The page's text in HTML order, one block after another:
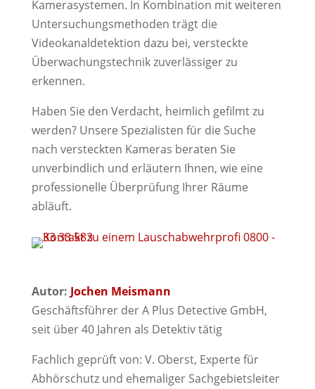
Kamerasystemen. In Kombination mit weiteren
Untersuchungsmethoden trägt die
Videokanaldetektion dazu bei, versteckte
Überwachungstechnik zuverlässiger zu
erkennen.
Haben Sie den Verdacht, heimlich gefilmt zu
werden? Unsere Spezialisten für die Suche
nach versteckten Kameras beraten Sie
unverbindlich und erläutern Ihnen, wie eine
professionelle Überprüfung Ihrer Räume
abläuft.
Autor: Jochen Meismann
Geschäftsführer der A Plus Detective GmbH,
seit über 40 Jahren als Detektiv tätig
Fachlich geprüft von: V. Oberst, Experte für
Abhörschutz und ehemaliger Sachgebietsleiter